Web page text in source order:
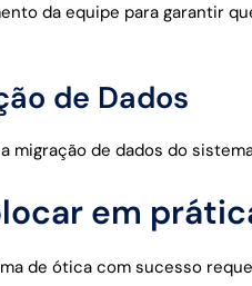
da equipe para garantir
de Dados
migração de dados do
em
de ótica com sucesso